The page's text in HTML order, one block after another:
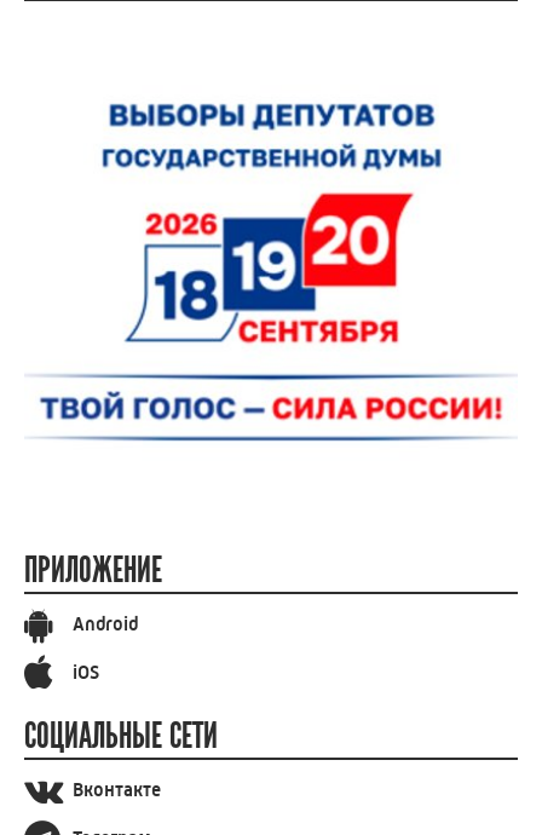
ПРИЛОЖЕНИЕ
Android
iOS
СОЦИАЛЬНЫЕ СЕТИ
Вконтакте